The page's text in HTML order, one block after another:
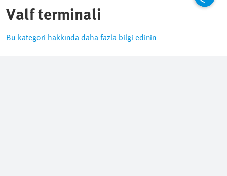
Valf terminali
Bu kategori hakkında daha fazla bilgi edinin